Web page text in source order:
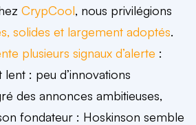
CrypCool, nous privilégions
solides et largement adoptés.
plusieurs signaux d’alerte :
lent : peu d’innovations
des annonces ambitieuses,
fondateur : Hoskinson semble